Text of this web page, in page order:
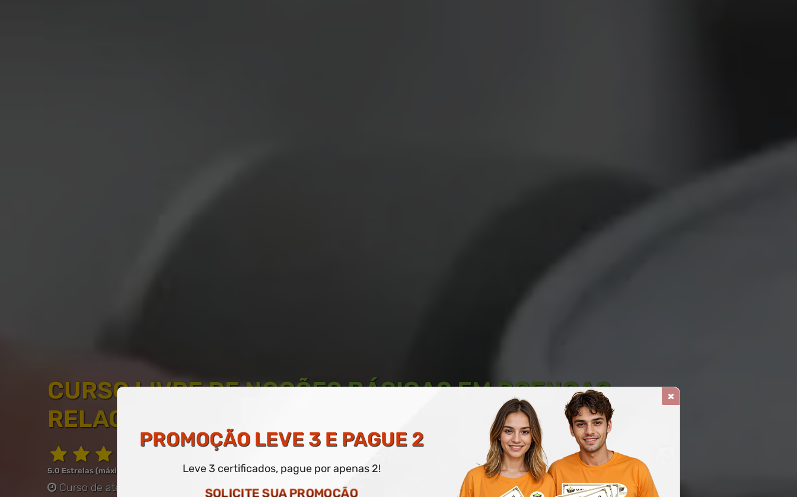
CURSO LIVRE DE NOÇÕES BÁSICAS EM DOENÇAS
RELACIONADAS AO TRABALHO
5.0 Estrelas (máximo de 5.0)
Curso de até 60 horas COM CERTIFICADO DIGITAL E IMPRESSO OPCIONAL
PROMOÇÃOLEVE 3 E PAGUE 2
Leve 3 certificados, pague por apenas 2!
SOLICITE SUA PROMOÇÃO